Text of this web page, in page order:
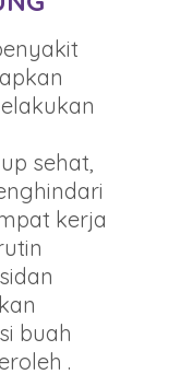
sehat,
kerja
buah
.